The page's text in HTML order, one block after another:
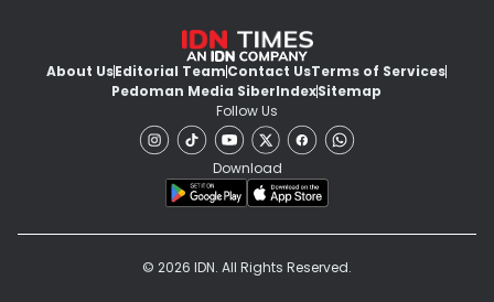
About UsEditorial TeamContact UsTerms of Services
Pedoman Media SiberIndexSitemap
Follow Us
Download
© 2026 IDN. All Rights Reserved.